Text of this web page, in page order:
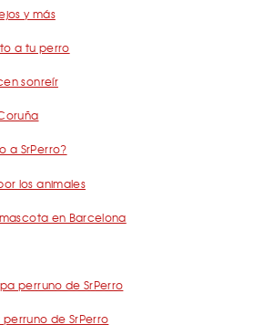
y más
a tu perro
sonreír
a SrPerro?
los animales
en Barcelona
perruno de SrPerro
de SrPerro